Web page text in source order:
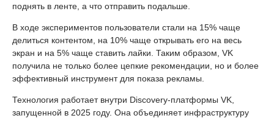
поднять в ленте, а что отправить подальше.
В ходе экспериментов пользователи стали на 15% чаще
делиться контентом, на 10% чаще открывать его на весь
экран и на 5% чаще ставить лайки. Таким образом, VK
получила не только более цепкие рекомендации, но и более
эффективный инструмент для показа рекламы.
Технология работает внутри Discovery-платформы VK,
запущенной в 2025 году. Она объединяет инфраструктуру